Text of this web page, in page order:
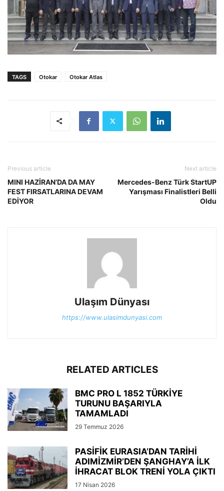
TAGS Otokar Otokar Atlas
Previous article
MINI HAZİRAN’DA DA MAY
FEST FIRSATLARINA DEVAM
EDİYOR
Next article
Mercedes-Benz Türk StartUP
Yarışması Finalistleri Belli
Oldu
Ulaşım Dünyası
https://www.ulasimdunyasi.com
RELATED ARTICLES
BMC PRO L 1852 TÜRKİYE
TURUNU BAŞARIYLA
TAMAMLADI
29 Temmuz 2026
PASİFİK EURASIA’DAN TARİHİ
ADIMİZMİR’DEN ŞANGHAY’A İLK
İHRACAT BLOK TRENİ YOLA ÇIKTI
17 Nisan 2026